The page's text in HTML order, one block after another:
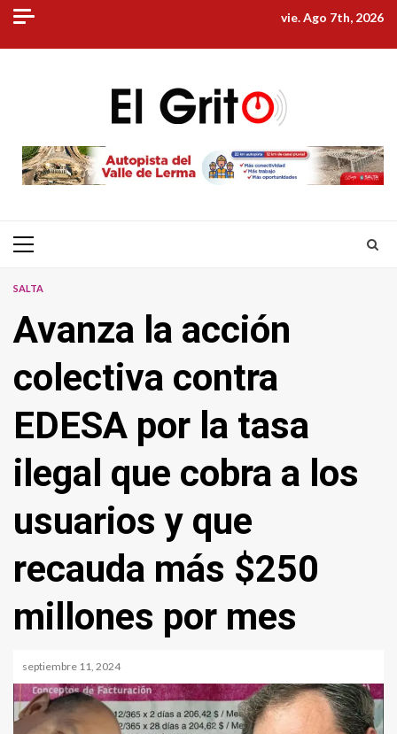
Skip
content
vie. Ago 7th, 2026
Primary
SALTA
Avanza la acción
colectiva contra
EDESA por la tasa
ilegal que cobra a los
usuarios y que
recauda más $250
millones por mes
septiembre 11, 2024